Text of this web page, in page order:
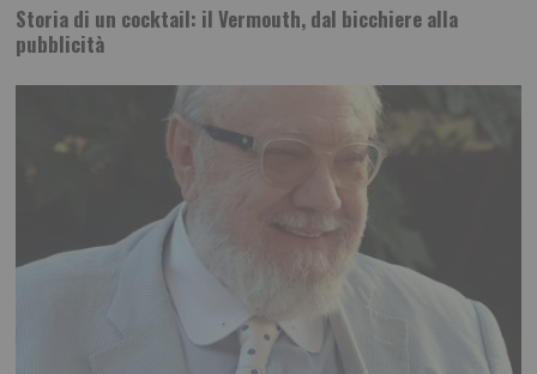
Storia di un cocktail: il Vermouth, dal bicchiere alla
pubblicità